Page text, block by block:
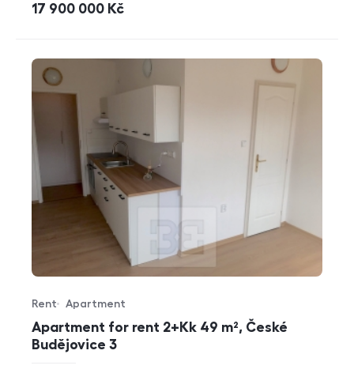
cena
17 900 000 Kč
Apartment for rent 2+Kk 49 m², České
Budějovice 3
Offer type
Rent
Property type
Apartment